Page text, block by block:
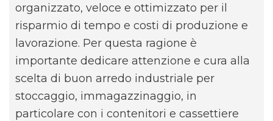
organizzato, veloce e ottimizzato per il
risparmio di tempo e costi di produzione e
lavorazione. Per questa ragione è
importante dedicare attenzione e cura alla
scelta di buon arredo industriale per
stoccaggio, immagazzinaggio, in
particolare con i contenitori e cassettiere